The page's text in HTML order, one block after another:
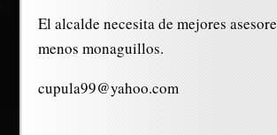
El alcalde necesita de mejores
menos monaguillos.
cupula99@yahoo.com